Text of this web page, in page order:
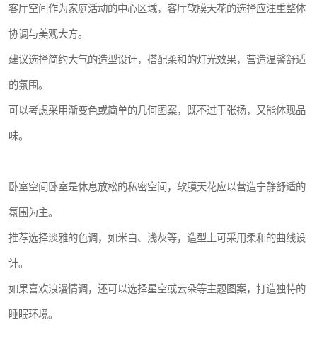
客厅空间作为家庭活动的中心区域，客厅软膜天花的选择应注重整体
协调与美观大方。
建议选择简约大气的造型设计，搭配柔和的灯光效果，营造温馨舒适
的氛围。
可以考虑采用渐变色或简单的几何图案，既不过于张扬，又能体现品
味。
卧室空间卧室是休息放松的私密空间，软膜天花应以营造宁静舒适的
氛围为主。
推荐选择淡雅的色调，如米白、浅灰等，造型上可采用柔和的曲线设
计。
如果喜欢浪漫情调，还可以选择星空或云朵等主题图案，打造独特的
睡眠环境。